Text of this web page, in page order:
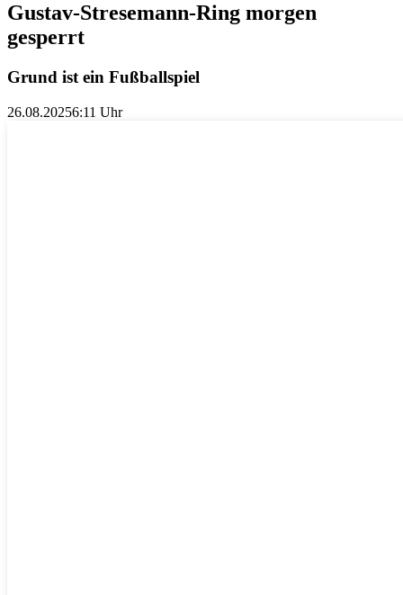
Gustav-Stresemann-Ring morgen
gesperrt
Grund ist ein Fußballspiel
26.08.20256:11 Uhr